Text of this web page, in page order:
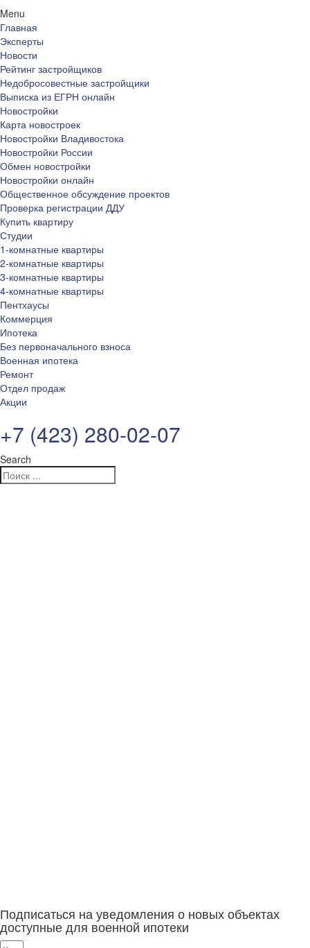
Menu
Главная
Эксперты
Новости
Рейтинг застройщиков
Недобросовестные застройщики
Выписка из ЕГРН онлайн
Новостройки
Карта новостроек
Новостройки Владивостока
Новостройки России
Обмен новостройки
Новостройки онлайн
Общественное обсуждение проектов
Проверка регистрации ДДУ
Купить квартиру
Студии
1-комнатные квартиры
2-комнатные квартиры
3-комнатные квартиры
4-комнатные квартиры
Пентхаусы
Коммерция
Ипотека
Без первоначального взноса
Военная ипотека
Ремонт
Отдел продаж
Акции
+7 (423) 280-02-07
Search
Подписаться на уведомления о новых объектах
доступные для военной ипотеки